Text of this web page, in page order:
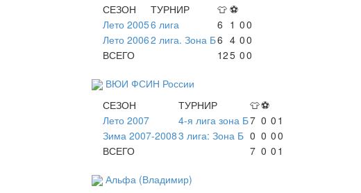
СЕЗОН
ТУРНИР 👕 ⚽
Лето 20056 лига 6 1 00
Лето 20062 лига. Зона Б6 4 00
ВСЕГО
125 00
ВЮИ ФСИН России
СЕЗОН
ТУРНИР 👕⚽
Лето 2007
4-я лига зона Б7 0 0 1
Зима 2007-20083 лига: Зона Б 0 0 00
ВСЕГО
7 0 0 1
Альфа (Владимир)